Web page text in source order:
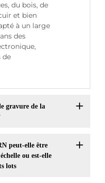
du bois, de
et bien
à un large
des
de
gravure de la
peut-elle être
ou est-elle
lots